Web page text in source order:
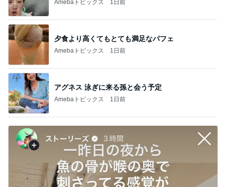
Amebaトピックス 1日前
夕食より高くてもとても満足なパフェ
Amebaトピックス 1日前
アグネス 泳ぎに来る孫と会う予定
Amebaトピックス 1日前